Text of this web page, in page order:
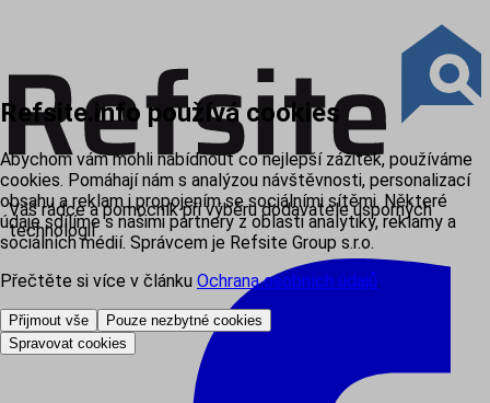
Váš rádce a pomocník při výběru dodavatele úsporných
technologií
Refsite.info používá cookies
Abychom vám mohli nabídnout co nejlepší zážitek, používáme
cookies. Pomáhají nám s analýzou návštěvnosti, personalizací
obsahu a reklam i propojením se sociálními sítěmi. Některé
údaje sdílíme s našimi partnery z oblasti analytiky, reklamy a
sociálních médií. Správcem je Refsite Group s.r.o.
Přečtěte si více v článku Ochrana osobních údajů.
Přijmout vše
Pouze nezbytné cookies
Spravovat cookies